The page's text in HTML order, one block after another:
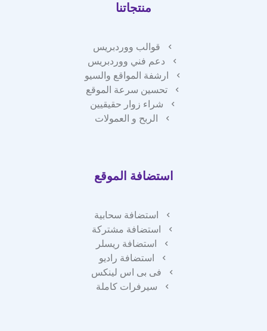
منتجاتنا
قوالب ووردبريس
دعم فني ووردبريس
ارشفة المواقع والسيو
تحسين سرعة الموقع
شراء زوار حقيقيين
الربح و العمولات
استضافة الموقع
استضافة سحابية
استضافة مشتركة
استضافة ريسلر
استضافة راديو
فى بى اس لينكس
سيرفرات كاملة